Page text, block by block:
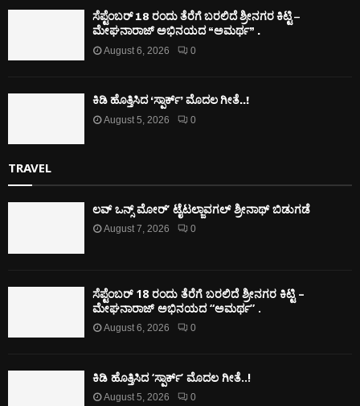
ಸೆಪ್ಟೆಂಬರ್ 18 ರಂದು ತೆರೆಗೆ ಬರಲಿದೆ ಶ್ರೀನಗರ ಕಿಟ್ಟಿ –
ಮೇಘನಾರಾಜ್ ಅಭಿನಯದ “ಅಮರ್ಥ” .
August 6, 2026 0
ಕಿಡಿ‌‌ ಹೊತ್ತಿಸಿದ ‘ಸ್ಪಾರ್ಕ್’ ಮೊದಲ‌ ಗೀತೆ..!
August 5, 2026 0
TRAVEL
ಲವ್ ಒನ್ಸ್ ಮೋರ್’ ಟೈಟಲ್ಜಾವಗಲ್ ಶ್ರೀನಾಥ್ ಬಿಡುಗಡೆ
August 7, 2026 0
ಸೆಪ್ಟೆಂಬರ್ 18 ರಂದು ತೆರೆಗೆ ಬರಲಿದೆ ಶ್ರೀನಗರ ಕಿಟ್ಟಿ –
ಮೇಘನಾರಾಜ್ ಅಭಿನಯದ “ಅಮರ್ಥ” .
August 6, 2026 0
ಕಿಡಿ‌‌ ಹೊತ್ತಿಸಿದ ‘ಸ್ಪಾರ್ಕ್’ ಮೊದಲ‌ ಗೀತೆ..!
August 5, 2026 0